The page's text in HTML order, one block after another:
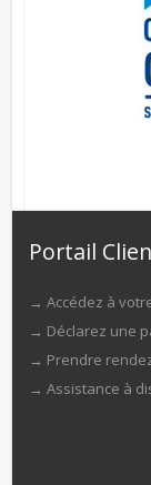
Portail
→ Accédez à
→ Déclarez une
→ Prendre
→ Assistance à